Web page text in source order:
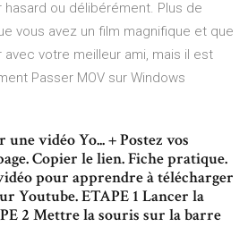
ou délibérément. Plus de
vous avez un film magnifique et que
votre meilleur ami, mais il est
Passer MOV sur Windows
vidéo Yo... + Postez vos
Copier le lien. Fiche pratique.
pour apprendre à télécharger
Youtube. ETAPE 1 Lancer la
2 Mettre la souris sur la barre